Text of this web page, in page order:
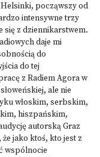
począwszy od
intensywne trzy
się z dziennikarstwem.
daje mi
do
do tej
z Radiem Agora w
ale nie
włoskim, serbskim,
hiszpańskim,
autorskąGraz
jako ktoś, kto jest z
wspólnocie